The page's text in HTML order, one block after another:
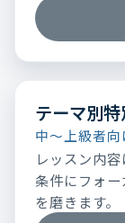
テーマ別
中～上級者向
レッスン内
条件にフォ
を磨きます。